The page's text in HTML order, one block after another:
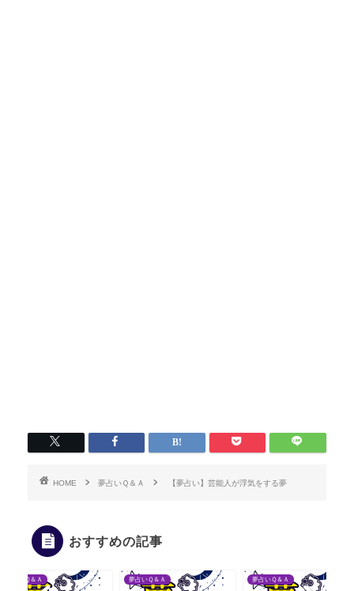
HOME 夢占いＱ＆Ａ 【夢占い】芸能人が浮気をする夢
おすすめの記事
夢占いＱ＆Ａ 夢占いＱ＆Ａ 夢占いＱ＆Ａ